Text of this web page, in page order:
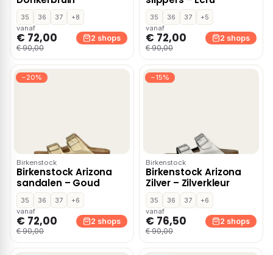
35 36 37
+8
vanaf
€ 72,00
€ 90,00
2 shops
35 36 37
+5
vanaf
€ 72,00
€ 90,00
2 shops
−20%
Birkenstock
Birkenstock Arizona
sandalen – Goud
35 36 37
+6
vanaf
€ 72,00
€ 90,00
2 shops
−15%
Birkenstock
Birkenstock Arizona
Zilver – Zilverkleur
35 36 37
+6
vanaf
€ 76,50
€ 90,00
2 shops